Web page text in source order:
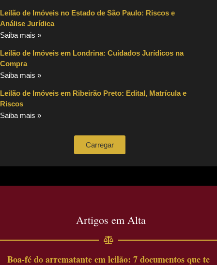
Leilão de Imóveis no Estado de São Paulo: Riscos e
Análise Jurídica
Saiba mais »
Leilão de Imóveis em Londrina: Cuidados Jurídicos na
Compra
Saiba mais »
Leilão de Imóveis em Ribeirão Preto: Edital, Matrícula e
Riscos
Saiba mais »
Carregar
Artigos em Alta
Boa-fé do arrematante em leilão: 7 documentos que te